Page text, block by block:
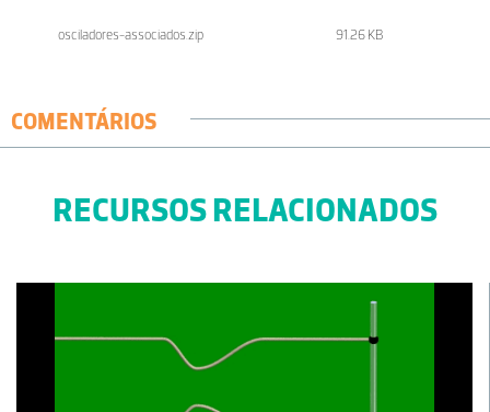
osciladores-associados.zip 91.26 KB
COMENTÁRIOS
RECURSOS RELACIONADOS